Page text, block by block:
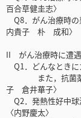
百合草健圭志〉
Q8．がん治療時
内貴子 朴 成和〉
II がん治療時に遭
Q1．どんなとき
また，抗菌薬の
子 倉井華子〉
Q2．発熱性好中
〈内野慶太〉